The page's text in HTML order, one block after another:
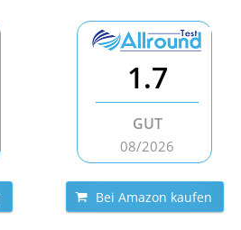
1.7
GUT
08/2026
Bei Amazon kaufen